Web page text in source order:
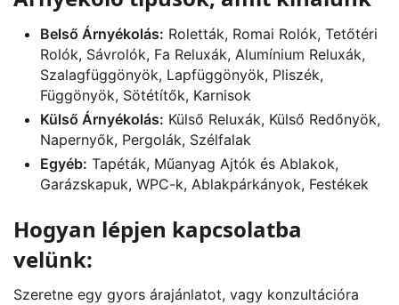
Belső Árnyékolás: Roletták, Romai Rolók, Tetőtéri
Rolók, Sávrolók, Fa Reluxák, Alumínium Reluxák,
Szalagfüggönyök, Lapfüggönyök, Pliszék,
Függönyök, Sötétítők, Karnisok
Külső Árnyékolás: Külső Reluxák, Külső Redőnyök,
Napernyők, Pergolák, Szélfalak
Egyéb: Tapéták, Műanyag Ajtók és Ablakok,
Garázskapuk, WPC-k, Ablakpárkányok, Festékek
Hogyan lépjen kapcsolatba
velünk:
Szeretne egy gyors árajánlatot, vagy konzultációra